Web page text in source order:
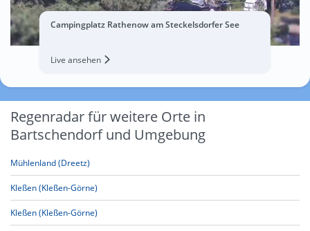
Campingplatz Rathenow am Steckelsdorfer See
Live ansehen
Regenradar für weitere Orte in
Bartschendorf und Umgebung
Mühlenland (Dreetz)
Kleßen (Kleßen-Görne)
Kleßen (Kleßen-Görne)